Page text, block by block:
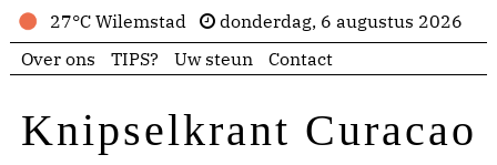
27°C Wilemstad
donderdag, 6 augustus 2026
Over ons
TIPS? Uw steun Contact
Knipselkrant Curacao